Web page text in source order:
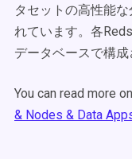
タセットの高性能
れています。各
データベースで構成
You can read more on
& Nodes & Data